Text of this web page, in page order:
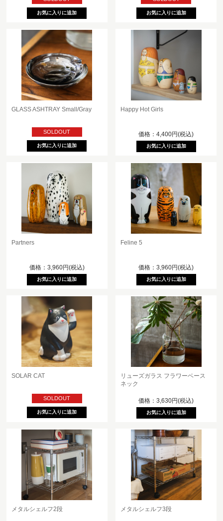
GLASS ASHTRAY Small/Gray
SOLDOUT
Happy Hot Girls
価格：4,400円(税込)
Partners
価格：3,960円(税込)
Feline 5
価格：3,960円(税込)
SOLAR CAT
SOLDOUT
リューズガラス フラワーベース
ネック
価格：3,630円(税込)
メタルシェルフ2段 メタルシェルフ3段